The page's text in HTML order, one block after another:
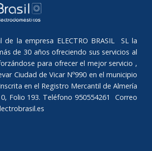
la empresa ELECTRO BRASIL SL la
de 30 años ofreciendo sus servicios al
para ofrecer el mejor servicio ,
Ciudad de Vicar Nº990 en el municipio
en el Registro Mercantil de Almería
Folio 193. Teléfono 950554261 Correo